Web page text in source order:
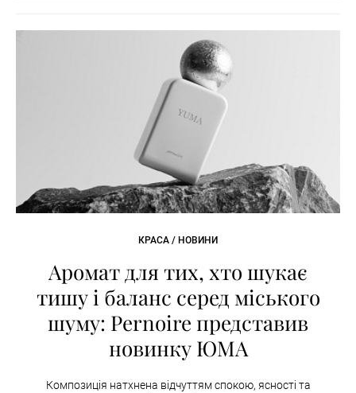
КРАСА / НОВИНИ
Аромат для тих, хто шукає
тишу і баланс серед міського
шуму: Pernoire представив
новинку ЮМА
Композиція натхнена відчуттям спокою, ясності та